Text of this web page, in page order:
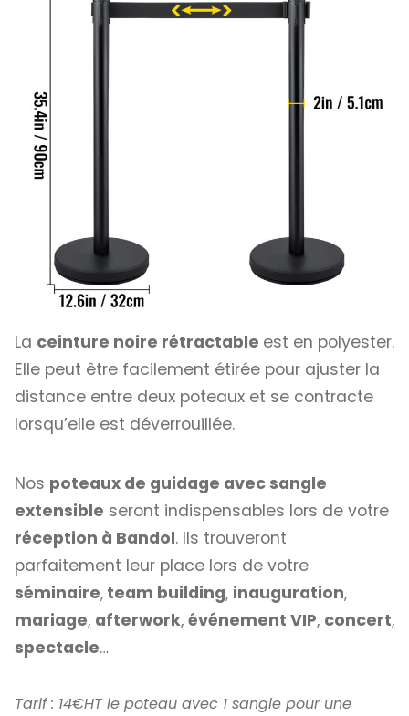
La ceinture noire rétractable est en polyester.
Elle peut être facilement étirée pour ajuster la
distance entre deux poteaux et se contracte
lorsqu’elle est déverrouillée.
Nos poteaux de guidage avec sangle
extensible seront indispensables lors de votre
réception à Bandol. Ils trouveront
parfaitement leur place lors de votre
séminaire, team building, inauguration,
mariage, afterwork, événement VIP, concert,
spectacle…
Tarif : 14€HT le poteau avec 1 sangle pour une